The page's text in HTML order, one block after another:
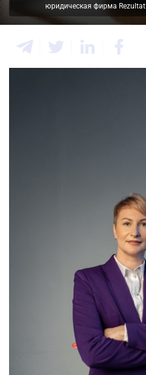
юридическая фирма Rezultat